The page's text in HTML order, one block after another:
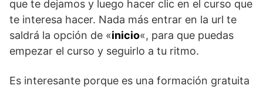
que te dejamos y luego hacer clic en el curso que
te interesa hacer. Nada más entrar en la url te
saldrá la opción de «inicio«, para que puedas
empezar el curso y seguirlo a tu ritmo.
Es interesante porque es una formación gratuita